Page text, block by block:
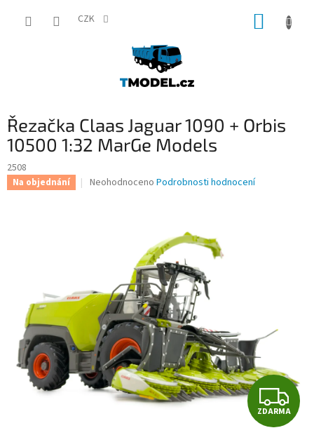
CZK
Řezačka Claas Jaguar 1090 + Orbis
10500 1:32 MarGe Models
2508
Na objednání
Průměrné
hvězdiček.
Neohodnoceno Podrobnosti hodnocení
Z
D
ZDARMA